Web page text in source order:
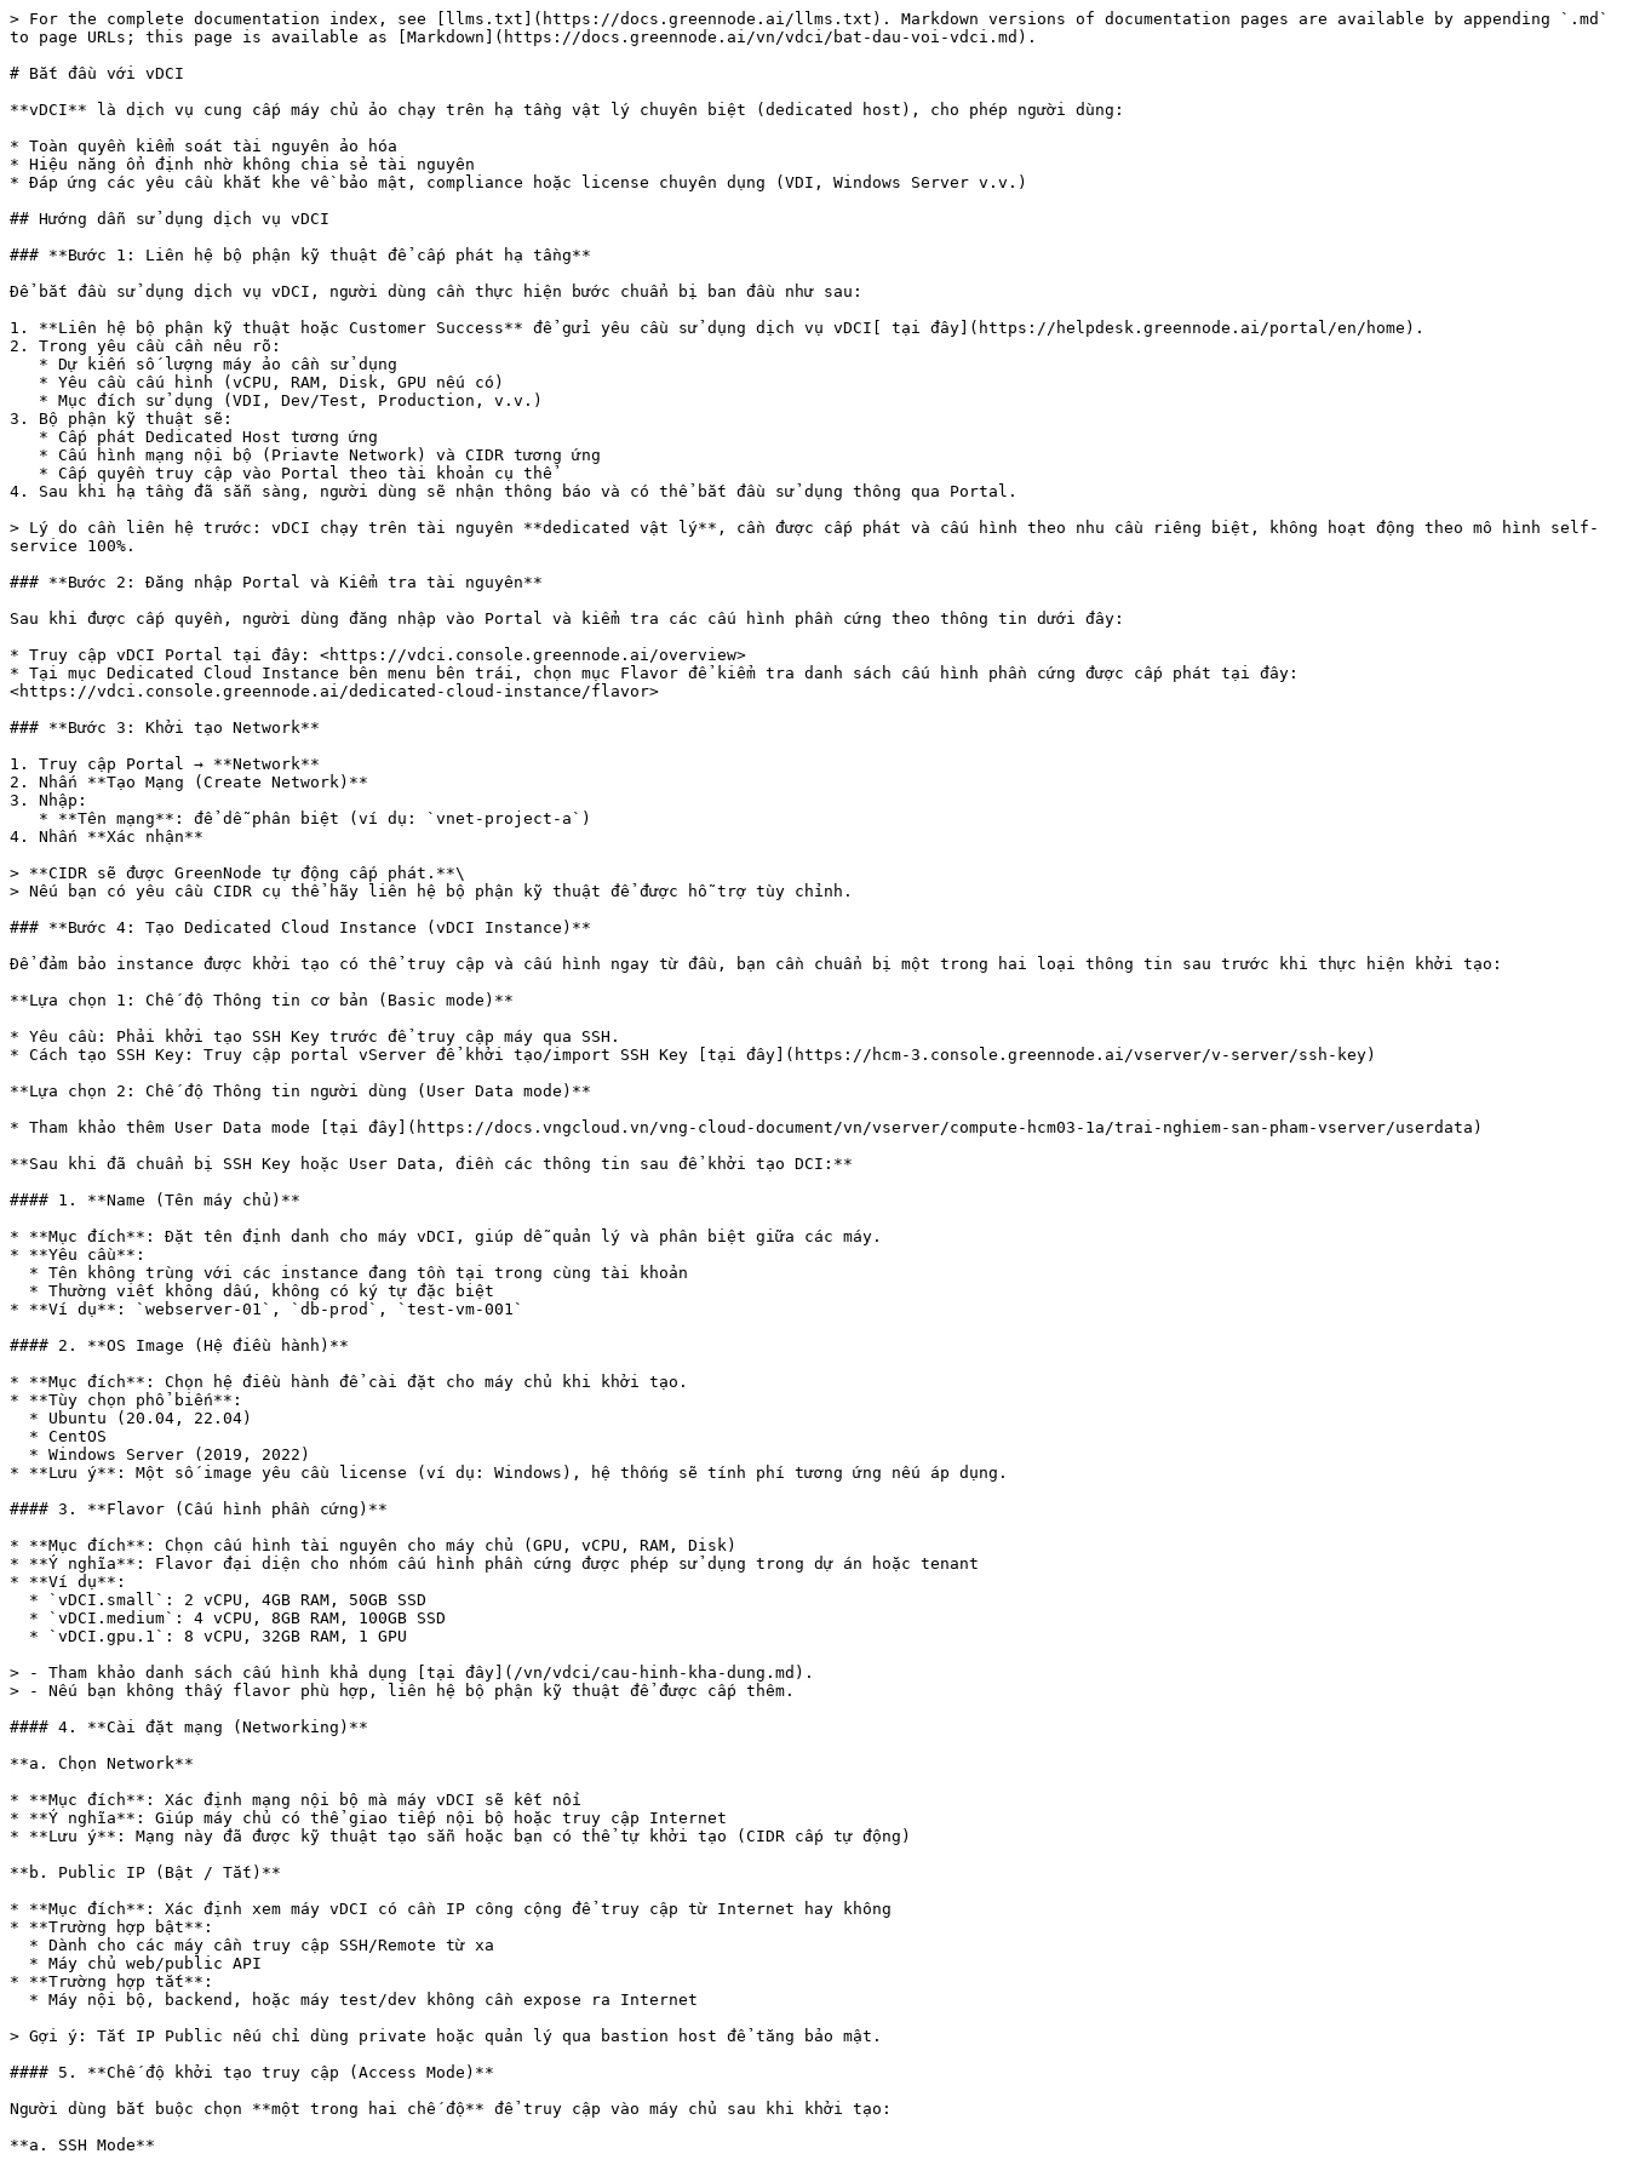
> For the complete documentation index, see [llms.txt](https://docs.greennode.ai/llms.txt). Markdown versions of documentation pages are available by appending `.md`
to page URLs; this page is available as [Markdown](https://docs.greennode.ai/vn/vdci/bat-dau-voi-vdci.md).
# Bắt đầu với vDCI
**vDCI** là dịch vụ cung cấp máy chủ ảo chạy trên hạ tầng vật lý chuyên biệt (dedicated host), cho phép người dùng:
* Toàn quyền kiểm soát tài nguyên ảo hóa
* Hiệu năng ổn định nhờ không chia sẻ tài nguyên
* Đáp ứng các yêu cầu khắt khe về bảo mật, compliance hoặc license chuyên dụng (VDI, Windows Server v.v.)
## Hướng dẫn sử dụng dịch vụ vDCI
### **Bước 1: Liên hệ bộ phận kỹ thuật để cấp phát hạ tầng**
Để bắt đầu sử dụng dịch vụ vDCI, người dùng cần thực hiện bước chuẩn bị ban đầu như sau:
1. **Liên hệ bộ phận kỹ thuật hoặc Customer Success** để gửi yêu cầu sử dụng dịch vụ vDCI[ tại đây](https://helpdesk.greennode.ai/portal/en/home).
2. Trong yêu cầu cần nêu rõ:
3. Bộ phận kỹ thuật sẽ:
4. Sau khi hạ tầng đã sẵn sàng, người dùng sẽ nhận thông báo và có thể bắt đầu sử dụng thông qua Portal.
> Lý do cần liên hệ trước: vDCI chạy trên tài nguyên **dedicated vật lý**, cần được cấp phát và cấu hình theo nhu cầu riêng biệt, không hoạt động theo mô hình self-
service 100%.
### **Bước 2: Đăng nhập Portal và Kiểm tra tài nguyên**
Sau khi được cấp quyền, người dùng đăng nhập vào Portal và kiểm tra các cấu hình phần cứng theo thông tin dưới đây:
* Truy cập vDCI Portal tại đây: <https://vdci.console.greennode.ai/overview>
* Tại mục Dedicated Cloud Instance bên menu bên trái, chọn mục Flavor để kiểm tra danh sách cấu hình phần cứng được cấp phát tại đây:
<https://vdci.console.greennode.ai/dedicated-cloud-instance/flavor>
### **Bước 3: Khởi tạo Network**
1. Truy cập Portal → **Network**
2. Nhấn **Tạo Mạng (Create Network)**
3. Nhập:
4. Nhấn **Xác nhận**
> **CIDR sẽ được GreenNode tự động cấp phát.**\
> Nếu bạn có yêu cầu CIDR cụ thể hãy liên hệ bộ phận kỹ thuật để được hỗ trợ tùy chỉnh.
### **Bước 4: Tạo Dedicated Cloud Instance (vDCI Instance)**
Để đảm bảo instance được khởi tạo có thể truy cập và cấu hình ngay từ đầu, bạn cần chuẩn bị một trong hai loại thông tin sau trước khi thực hiện khởi tạo:
**Lựa chọn 1: Chế độ Thông tin cơ bản (Basic mode)**
* Yêu cầu: Phải khởi tạo SSH Key trước để truy cập máy qua SSH.
* Cách tạo SSH Key: Truy cập portal vServer để khởi tạo/import SSH Key [tại đây](https://hcm-3.console.greennode.ai/vserver/v-server/ssh-key)
**Lựa chọn 2: Chế độ Thông tin người dùng (User Data mode)**
* Tham khảo thêm User Data mode [tại đây](https://docs.vngcloud.vn/vng-cloud-document/vn/vserver/compute-hcm03-1a/trai-nghiem-san-pham-vserver/userdata)
**Sau khi đã chuẩn bị SSH Key hoặc User Data, điền các thông tin sau để khởi tạo DCI:**
#### 1. **Name (Tên máy chủ)**
* **Mục đích**: Đặt tên định danh cho máy vDCI, giúp dễ quản lý và phân biệt giữa các máy.
* **Yêu cầu**:
* **Ví dụ**: `webserver-01`, `db-prod`, `test-vm-001`
#### 2. **OS Image (Hệ điều hành)**
* **Mục đích**: Chọn hệ điều hành để cài đặt cho máy chủ khi khởi tạo.
* **Tùy chọn phổ biến**:
* **Lưu ý**: Một số image yêu cầu license (ví dụ: Windows), hệ thống sẽ tính phí tương ứng nếu áp dụng.
#### 3. **Flavor (Cấu hình phần cứng)**
* **Mục đích**: Chọn cấu hình tài nguyên cho máy chủ (GPU, vCPU, RAM, Disk)
* **Ý nghĩa**: Flavor đại diện cho nhóm cấu hình phần cứng được phép sử dụng trong dự án hoặc tenant
* **Ví dụ**:
> - Tham khảo danh sách cấu hình khả dụng [tại đây](/vn/vdci/cau-hinh-kha-dung.md).
> - Nếu bạn không thấy flavor phù hợp, liên hệ bộ phận kỹ thuật để được cấp thêm.
#### 4. **Cài đặt mạng (Networking)**
**a. Chọn Network**
* **Mục đích**: Xác định mạng nội bộ mà máy vDCI sẽ kết nối
* **Ý nghĩa**: Giúp máy chủ có thể giao tiếp nội bộ hoặc truy cập Internet
* **Lưu ý**: Mạng này đã được kỹ thuật tạo sẵn hoặc bạn có thể tự khởi tạo (CIDR cấp tự động)
**b. Public IP (Bật / Tắt)**
* **Mục đích**: Xác định xem máy vDCI có cần IP công cộng để truy cập từ Internet hay không
* **Trường hợp bật**:
* **Trường hợp tắt**:
> Gợi ý: Tắt IP Public nếu chỉ dùng private hoặc quản lý qua bastion host để tăng bảo mật.
#### 5. **Chế độ khởi tạo truy cập (Access Mode)**
Người dùng bắt buộc chọn **một trong hai chế độ** để truy cập vào máy chủ sau khi khởi tạo:
**a. SSH Mode**